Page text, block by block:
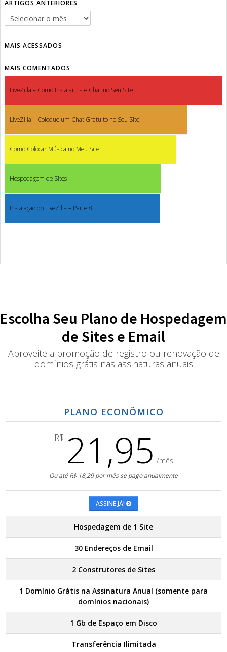
ARTIGOS ANTERIORES
MAIS ACESSADOS
MAIS COMENTADOS
LiveZilla – Como Instalar Este Chat no Seu Site
LiveZilla – Coloque um Chat Gratuito no Seu Site
Como Colocar Música no Meu Site
Hospedagem de Sites
Instalação do LiveZilla – Parte 8
Escolha Seu Plano de Hospedagem
de Sites e Email
Aproveite a promoção de registro ou renovação de
domínios grátis nas assinaturas anuais
PLANO ECONÔMICO
R$ 21,95 /mês
Ou até R$ 18,29 por mês se pago anualmente
ASSINE JÁ!
Hospedagem de 1 Site
30 Endereços de Email
2 Construtores de Sites
1 Domínio Grátis na Assinatura Anual (somente para
domínios nacionais)
1 Gb de Espaço em Disco
Transferência Ilimitada